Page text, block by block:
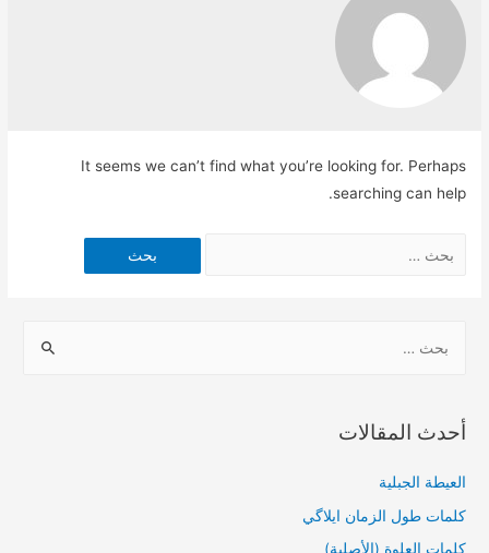
It seems we can’t find what you’re looking for. Perhaps
searching can help.
أحدث المقالات
العيطة الجبلية
كلمات طول الزمان ايلاگي
كلمات العلوة (الأصلية)